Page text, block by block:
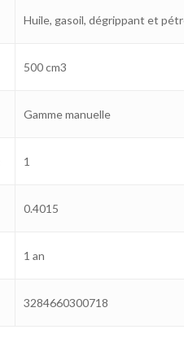
Huile, gasoil, dégrippant et
500 cm3
Gamme manuelle
1
0.4015
1 an
3284660300718